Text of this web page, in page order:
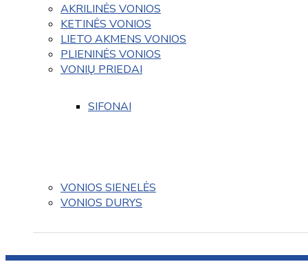
AKRILINĖS VONIOS
KETINĖS VONIOS
LIETO AKMENS VONIOS
PLIENINĖS VONIOS
VONIŲ PRIEDAI
SIFONAI
VONIOS SIENELĖS
VONIOS DURYS